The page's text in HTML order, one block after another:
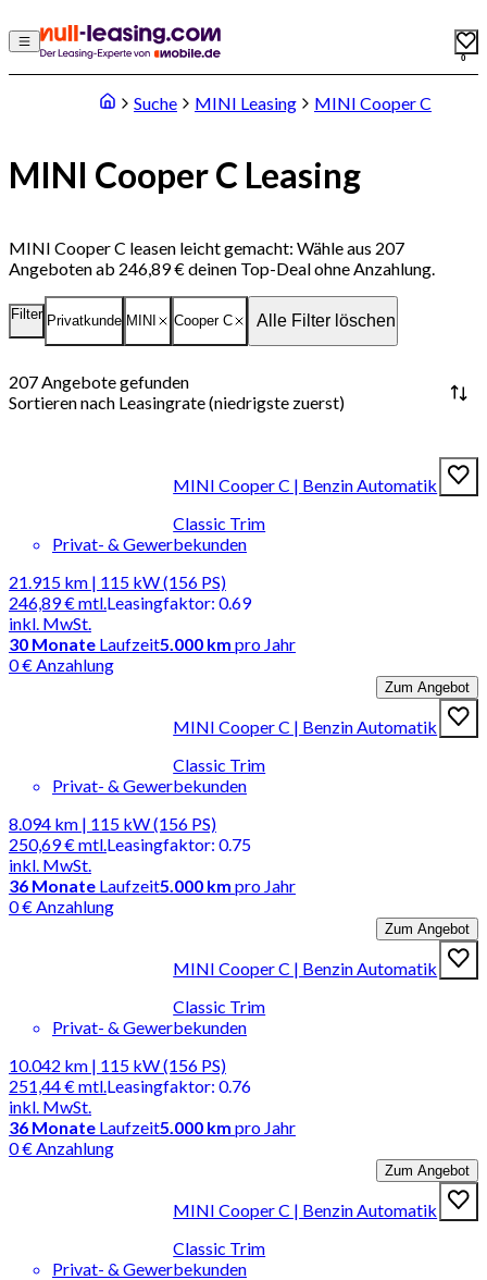
0
Suche MINI Leasing MINI Cooper C
MINI Cooper C Leasing
MINI Cooper C leasen leicht gemacht: Wähle aus 207
Angeboten ab 246,89 € deinen Top-Deal ohne Anzahlung.
Filter Privatkunde MINI Cooper C Alle Filter löschen
207Angebote gefunden
Sortieren nach Leasingrate (niedrigste zuerst)
MINI Cooper C | Benzin Automatik
Classic Trim
Privat- & Gewerbekunden
21.915 km | 115 kW (156 PS)
246,89 €mtl.
inkl. MwSt.
Leasingfaktor: 0.69
30 Monate Laufzeit5.000 km pro Jahr
0 € Anzahlung
Zum Angebot
MINI Cooper C | Benzin Automatik
Classic Trim
Privat- & Gewerbekunden
8.094 km | 115 kW (156 PS)
250,69 €mtl.
inkl. MwSt.
Leasingfaktor: 0.75
36 Monate Laufzeit5.000 km pro Jahr
0 € Anzahlung
Zum Angebot
MINI Cooper C | Benzin Automatik
Classic Trim
Privat- & Gewerbekunden
10.042 km | 115 kW (156 PS)
251,44 €mtl.
inkl. MwSt.
Leasingfaktor: 0.76
36 Monate Laufzeit5.000 km pro Jahr
0 € Anzahlung
Zum Angebot
MINI Cooper C | Benzin Automatik
Classic Trim
Privat- & Gewerbekunden